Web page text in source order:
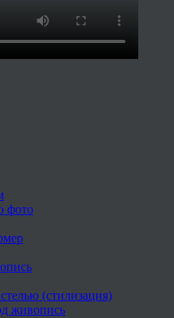
фото
(стилизация)
живопись